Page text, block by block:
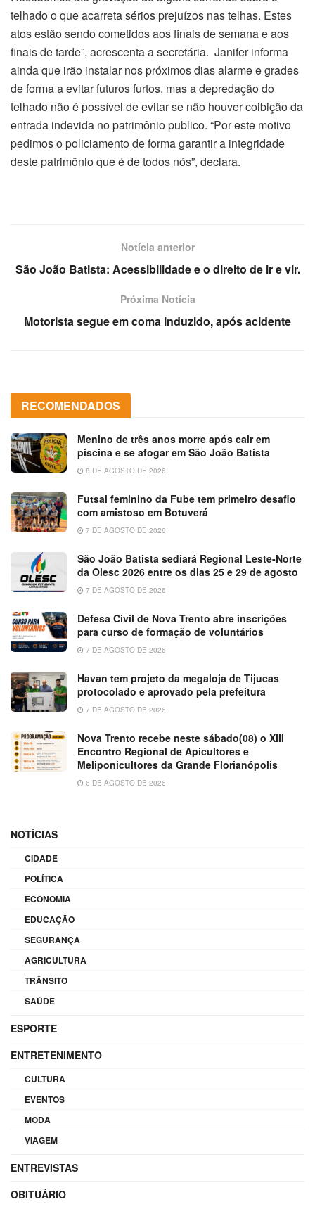
telhado o que acarreta sérios prejuízos nas telhas. Estes
atos estão sendo cometidos aos finais de semana e aos
finais de tarde”, acrescenta a secretária. Janifer informa
ainda que irão instalar nos próximos dias alarme e grades
de forma a evitar futuros furtos, mas a depredação do
telhado não é possível de evitar se não houver coibição da
entrada indevida no patrimônio publico. “Por este motivo
pedimos o policiamento de forma garantir a integridade
deste patrimônio que é de todos nós”, declara.
Notícia anterior
São João Batista: Acessibilidade e o direito de ir e vir.
Próxima Notícia
Motorista segue em coma induzido, após acidente
RECOMENDADOS
Menino de três anos morre após cair em
piscina e se afogar em São João Batista
8 DE AGOSTO DE 2026
Futsal feminino da Fube tem primeiro desafio
com amistoso em Botuverá
7 DE AGOSTO DE 2026
São João Batista sediará Regional Leste-Norte
da Olesc 2026 entre os dias 25 e 29 de agosto
7 DE AGOSTO DE 2026
Defesa Civil de Nova Trento abre inscrições
para curso de formação de voluntários
7 DE AGOSTO DE 2026
Havan tem projeto da megaloja de Tijucas
protocolado e aprovado pela prefeitura
7 DE AGOSTO DE 2026
Nova Trento recebe neste sábado(08) o XIII
Encontro Regional de Apicultores e
Meliponicultores da Grande Florianópolis
6 DE AGOSTO DE 2026
NOTÍCIAS
CIDADE
POLÍTICA
ECONOMIA
EDUCAÇÃO
SEGURANÇA
AGRICULTURA
TRÂNSITO
SAÚDE
ESPORTE
ENTRETENIMENTO
CULTURA
EVENTOS
MODA
VIAGEM
ENTREVISTAS
OBITUÁRIO